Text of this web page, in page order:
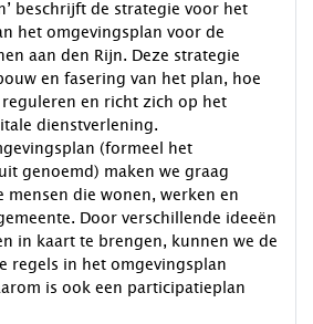
beschrijft de strategie voor het
het omgevingsplan voor de
aan den Rijn. Deze strategie
en fasering van het plan, hoe
en richt zich op het
dienstverlening.
(formeel het
genoemd) maken we graag
mensen die wonen, werken en
Door verschillende ideeën
in kaart te brengen, kunnen we de
regels in het omgevingsplan
is ook een participatieplan